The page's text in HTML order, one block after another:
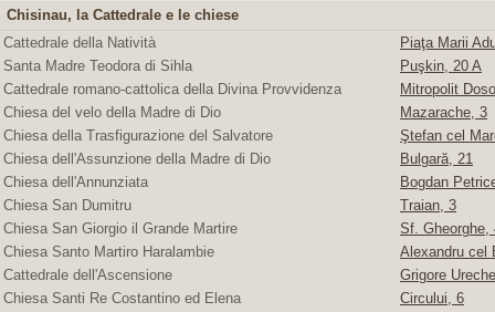
Chisinau, la Cattedrale e le chiese
Cattedrale della Natività
Piaţa Marii
Santa Madre Teodora di Sihla
Puşkin, 20 A
Cattedrale romano-cattolica della Divina Provvidenza
Mitropolit
Chiesa del velo della Madre di Dio
Mazarache, 3
Chiesa della Trasfigurazione del Salvatore
Ştefan cel
Chiesa dell'Assunzione della Madre di Dio
Bulgară, 21
Chiesa dell'Annunziata
Bogdan
Chiesa San Dumitru
Traian, 3
Chiesa San Giorgio il Grande Martire
Sf. Gheorghe,
Chiesa Santo Martiro Haralambie
Alexandru cel
Cattedrale dell'Ascensione
Grigore
Chiesa Santi Re Costantino ed Elena
Circului, 6